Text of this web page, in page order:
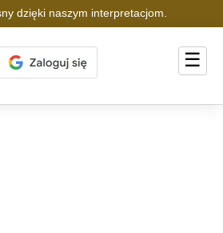
dzięki naszym interpretacjom.
☰